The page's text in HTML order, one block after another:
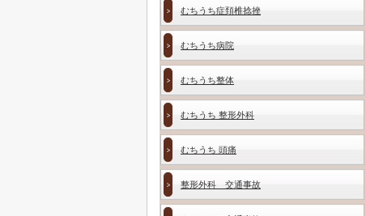
むちうち症頚椎捻挫
むちうち病院
むちうち整体
むちうち 整形外科
むちうち 頭痛
整形外科 交通事故